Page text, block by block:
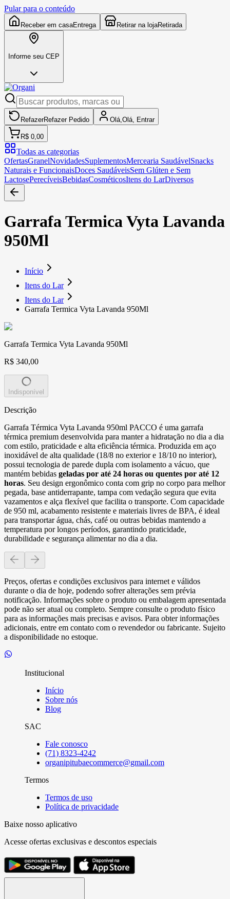
Pular para o conteúdo
Receber em casaEntrega Retirar na lojaRetirada
Informe seu CEP
RefazerRefazer Pedido Olá, Olá, Entrar
R$ 0,00
Todas as categorias
OfertasGranelNovidadesSuplementosMercearia SaudávelSnacks
Naturais e FuncionaisDoces SaudáveisSem Glúten e Sem
LactosePerecíveisBebidasCosméticosItens do LarDiversos
Garrafa Termica Vyta Lavanda
950Ml
Início
Itens do Lar
Itens do Lar
Garrafa Termica Vyta Lavanda 950Ml
Garrafa Termica Vyta Lavanda 950Ml
R$ 340,00
Indisponível
Descrição
Garrafa Térmica Vyta Lavanda 950ml PACCO é uma garrafa
térmica premium desenvolvida para manter a hidratação no dia a dia
com estilo, praticidade e alta eficiência térmica. Produzida em aço
inoxidável de alta qualidade (18/8 no exterior e 18/10 no interior),
possui tecnologia de parede dupla com isolamento a vácuo, que
mantém bebidas geladas por até 24 horas ou quentes por até 12
horas. Seu design ergonômico conta com grip no corpo para melhor
pegada, base antiderrapante, tampa com vedação segura que evita
vazamentos e alça flexível que facilita o transporte. Com capacidade
de 950 ml, acabamento resistente e materiais livres de BPA, é ideal
para transportar água, chás, café ou outras bebidas mantendo a
temperatura por longos períodos, garantindo praticidade,
durabilidade e segurança alimentar no dia a dia.
Preços, ofertas e condições exclusivos para internet e válidos
durante o dia de hoje, podendo sofrer alterações sem prévia
notificação. Informações sobre o produto ou embalagem apresentada
pode não ser atual ou completo. Sempre consulte o produto físico
para as informações mais precisas e avisos. Para obter informações
adicionais, entre em contato com o revendedor ou fabricante. Sujeito
a disponibilidade no estoque.
Institucional
Início
Sobre nós
Blog
SAC
Fale conosco
(71) 8323-4242
organipitubaecommerce@gmail.com
Termos
Termos de uso
Política de privacidade
Baixe nosso aplicativo
Acesse ofertas exclusivas e descontos especiais